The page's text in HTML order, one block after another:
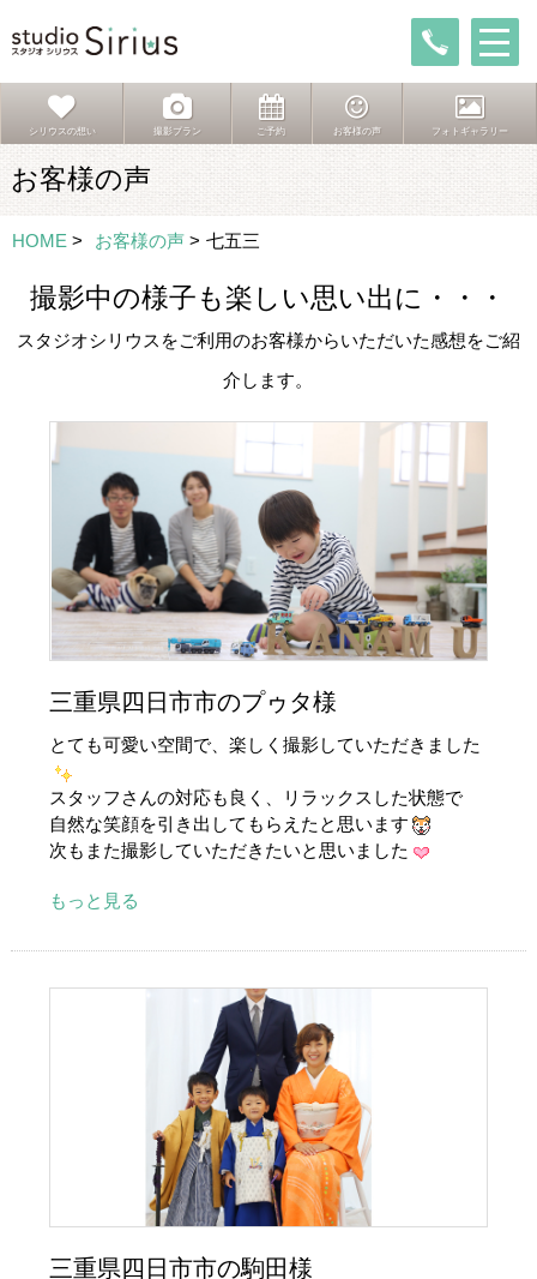
シリウスの想い 撮影プラン ご予約 お客様の声 フォトギャラリー
お客様の声
HOME > お客様の声 > 七五三
撮影中の様子も楽しい思い出に・・・
スタジオシリウスをご利用のお客様からいただいた感想をご紹
介します。
三重県四日市市のプゥタ様
とても可愛い空間で、楽しく撮影していただきました
スタッフさんの対応も良く、リラックスした状態で
自然な笑顔を引き出してもらえたと思います
次もまた撮影していただきたいと思いました
もっと見る
三重県四日市市の駒田様